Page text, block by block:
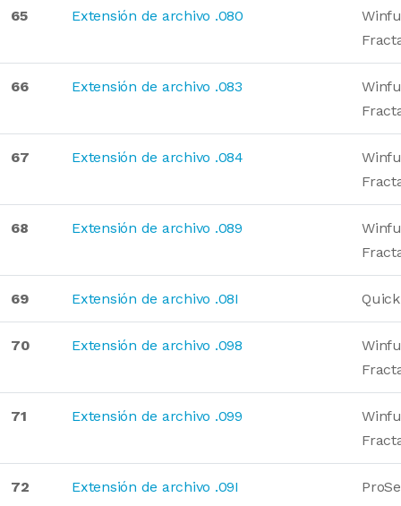
65 Extensión de archivo .080
66 Extensión de archivo .083
67 Extensión de archivo .084
68 Extensión de archivo .089
69 Extensión de archivo .08I
70 Extensión de archivo .098
71 Extensión de archivo .099
72 Extensión de archivo .09I